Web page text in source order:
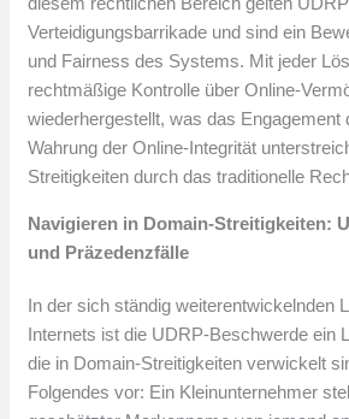
Verteidigungsbarrikade und sind ein
und Fairness des Systems. Mit jeder
rechtmäßige Kontrolle über Online-
wiederhergestellt, was das Engagement
Wahrung der Online-Integrität
Streitigkeiten durch das traditionelle
Navigieren in Domain-Streitigkeiten:
und Präzedenzfälle
In der sich ständig weiterentwickelnden
Internets ist die UDRP-Beschwerde ein
die in Domain-Streitigkeiten verwickelt
Folgendes vor: Ein Kleinunternehmer